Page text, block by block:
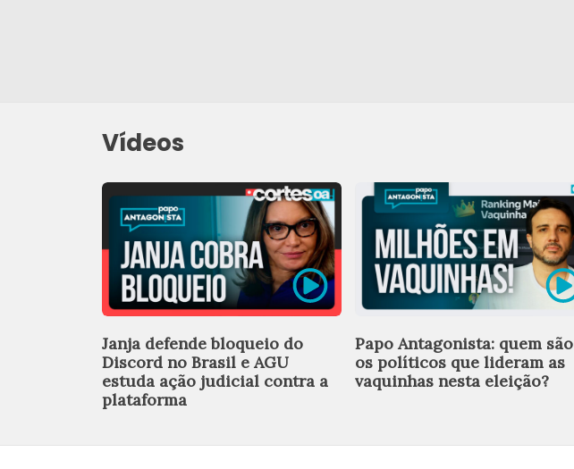
Vídeos
Janja defende bloqueio do
Discord no Brasil e AGU
estuda ação judicial contra a
plataforma
Papo Antagonista: quem são
os políticos que lideram as
vaquinhas nesta eleição?